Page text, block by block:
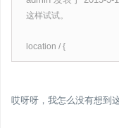
这样试试。
location / {
哎呀呀，我怎么没有想到